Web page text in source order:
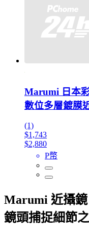
Marumi 日本
數位多層鍍膜
(1)
$1,743
$2,880
P幣
Marumi 近攝
鏡頭捕捉細節